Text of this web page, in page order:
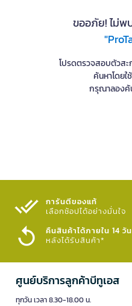
ขออภัย! ไม่
โปรดตรวจสอบตัวส
ค้นหาโดยใ
กรุณาลองค้
การันตีของแท้
เลือกช้อปได้อย่างมั่นใจ​
คืนสินค้าได้ภายใน 14 วัน
หลังได้รับสินค้า*
ศูนย์บริการลูกค้าบีทูเอส
ทุกวัน เวลา 8.30-18.00 น.